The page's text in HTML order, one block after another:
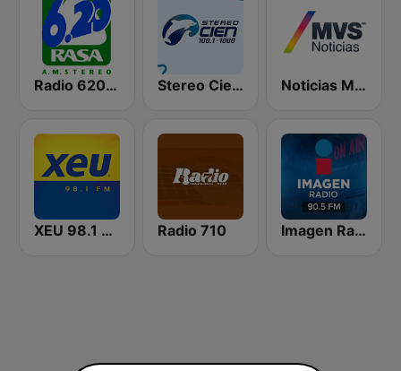
Radio 620 AM Stereo Cien 100.1 FM Noticias MVS
XEU 98.1 FM Radio 710 Imagen Radio 90.5 FM